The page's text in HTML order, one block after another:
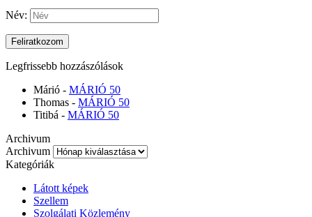
Név:
Legfrissebb hozzászólások
Márió - MÁRIÓ 50
Thomas - MÁRIÓ 50
Titibá - MÁRIÓ 50
Archivum
Archivum
Kategóriák
Látott képek
Szellem
Szolgálati Közlemény